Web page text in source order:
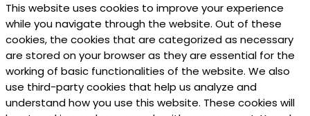
This website uses cookies to improve your experience
while you navigate through the website. Out of these
cookies, the cookies that are categorized as necessary
are stored on your browser as they are essential for the
working of basic functionalities of the website. We also
use third-party cookies that help us analyze and
understand how you use this website. These cookies will